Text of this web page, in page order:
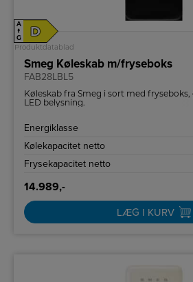
A
↑
G
D
Produktdatablad
Smeg Køleskab m/fryseboks
FAB28LBL5
Køleskab fra Smeg i sort med
LED belysning.
Energiklasse
Kølekapacitet netto
Frysekapacitet netto
14.989,-
LÆG I KURV